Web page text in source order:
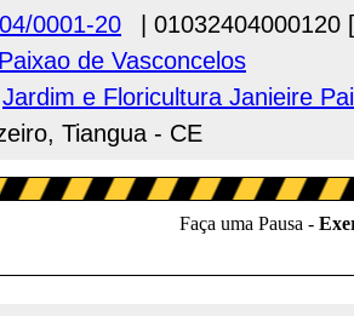
0001-20
|
de Vasconcelos
Jardim e Floricultura Janieire
Tiangua - CE